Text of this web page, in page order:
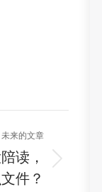
未来的文章
读，
件？